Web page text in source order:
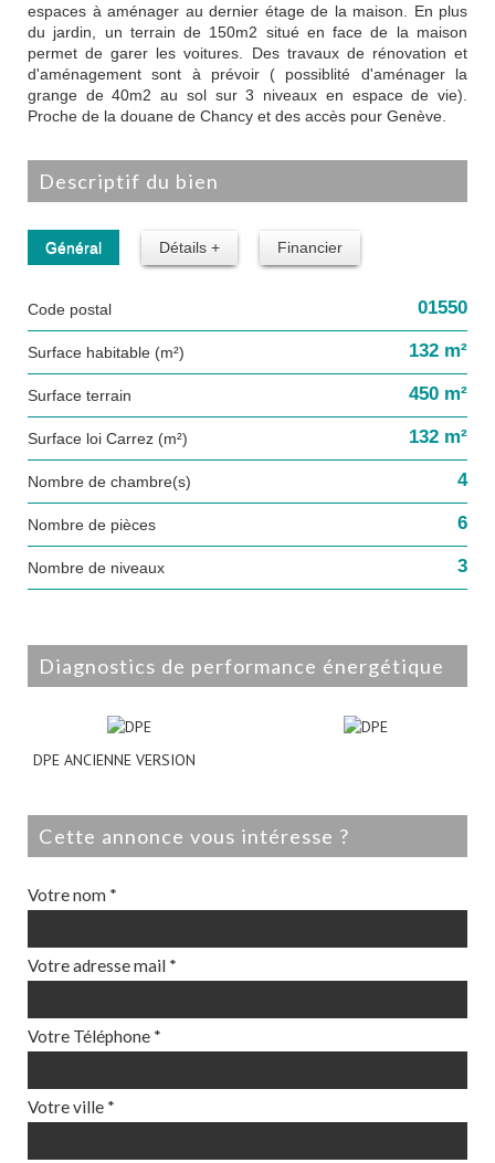
espaces à aménager au dernier étage de la maison. En plus
du jardin, un terrain de 150m2 situé en face de la maison
permet de garer les voitures. Des travaux de rénovation et
d'aménagement sont à prévoir ( possiblité d'aménager la
grange de 40m2 au sol sur 3 niveaux en espace de vie).
Proche de la douane de Chancy et des accès pour Genève.
descriptif du bien
Général Détails + Financier
Code postal 01550
Surface habitable (m²) 132 m²
surface terrain 450 m²
Surface loi Carrez (m²) 132 m²
Nombre de chambre(s) 4
Nombre de pièces 6
Nombre de niveaux 3
diagnostics de performance énergétique
DPE ANCIENNE VERSION
cette annonce vous intéresse ?
Votre nom *
Votre adresse mail *
Votre Téléphone *
Votre ville *